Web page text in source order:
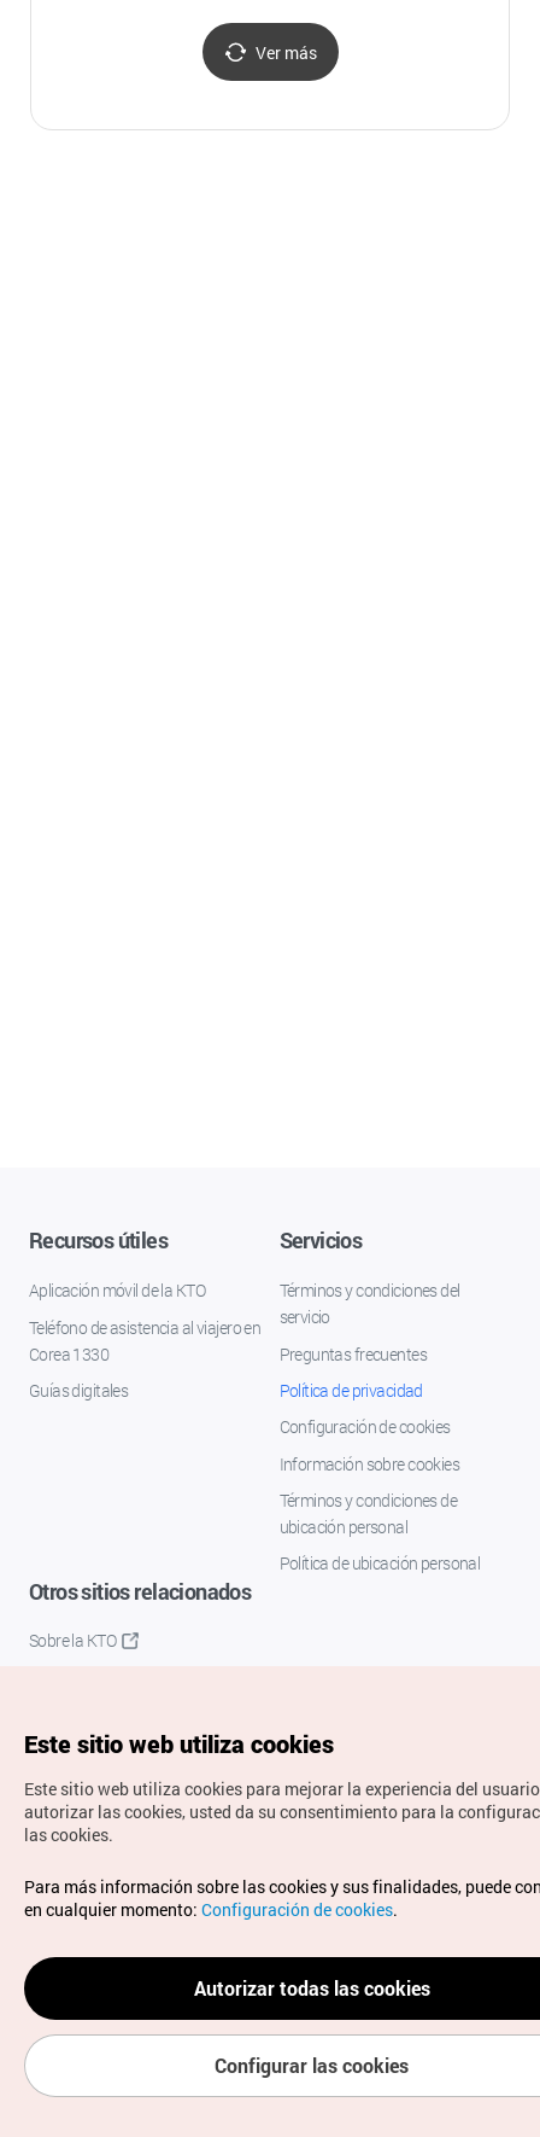
Ver más
Recursos útiles
Aplicación móvil de la KTO
Teléfono de asistencia al viajero en
Corea 1330
Guías digitales
Servicios
Términos y condiciones del
servicio
Preguntas frecuentes
Política de privacidad
Configuración de cookies
Información sobre cookies
Términos y condiciones de
ubicación personal
Política de ubicación personal
Otros sitios relacionados
Sobre la KTO
Copyrights © Organización de Turismo de Corea. Todos los
derechos reservados.
Para informes de errores y cuestiones relacionadas con el
sitio web, dirija sus consultas al correoelectrónico oficial:
spanish@knto.or.kr
Este sitio web utiliza cookies
Este sitio web utiliza cookies para mejorar la experiencia del
autorizar las cookies, usted da su consentimiento para la
las cookies.
Para más información sobre las cookies y sus finalidades, puede
en cualquier momento: Configuración de cookies.
Autorizar todas las cookies
Configurar las cookies